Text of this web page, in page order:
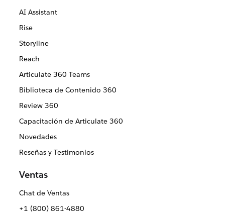
AI Assistant
Rise
Storyline
Reach
Articulate 360 Teams
Biblioteca de Contenido 360
Review 360
Capacitación de Articulate 360
Novedades
Reseñas y Testimonios
Ventas
Chat de Ventas
+1 (800) 861-4880